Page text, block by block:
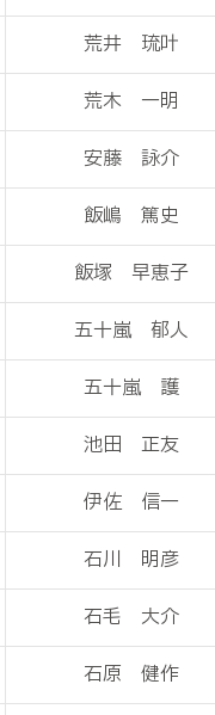
荒井 琉叶
荒木 一明
安藤 詠介
飯嶋 篤史
飯塚 早恵子
五十嵐 郁人
五十嵐 護
池田 正友
伊佐 信一
石川 明彦
石毛 大介
石原 健作